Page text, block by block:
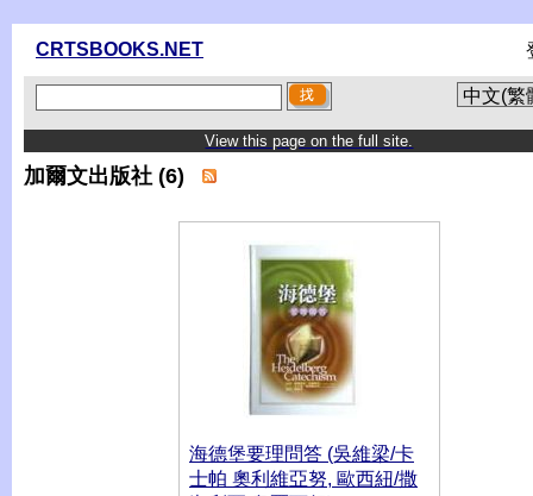
CRTSBOOKS.NET
View this page on the full site.
加爾文出版社 (6)
海德堡要理問答 (吳維梁/卡
士帕 奧利維亞努, 歐西紐/撒